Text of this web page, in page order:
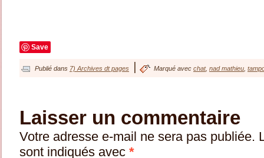
Save
Publié dans 7) Archives dt pages Marqué avec chat, nad mathieu
Laisser un commentaire
Votre adresse e-mail ne sera pas publiée.
sont indiqués avec *